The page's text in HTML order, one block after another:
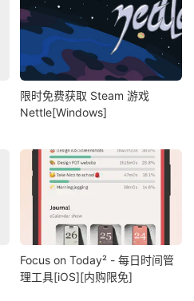
限时免费获取 Steam 游戏
Nettle[Windows]
Focus on Today² - 每日时间管
理工具[iOS][内购限免]